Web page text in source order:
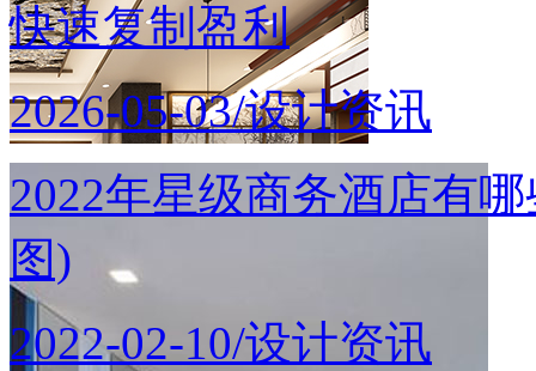
快速复制盈利
2026-05-03/设计资讯
2022年星级商务酒店有
图)
2022-02-10/设计资讯